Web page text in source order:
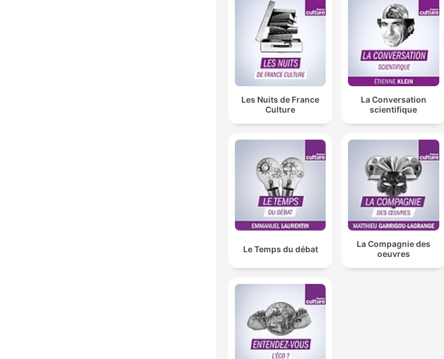
Les Nuits de France
Culture
La Conversation
scientifique
Le Temps du débat
La Compagnie des
oeuvres